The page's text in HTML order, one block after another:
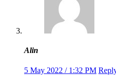
Alin
5 May 2022 / 1:32 PM